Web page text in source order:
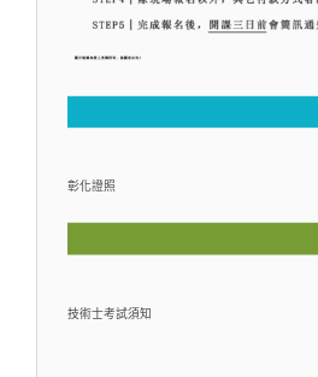
彰化證照
技術士考試須知